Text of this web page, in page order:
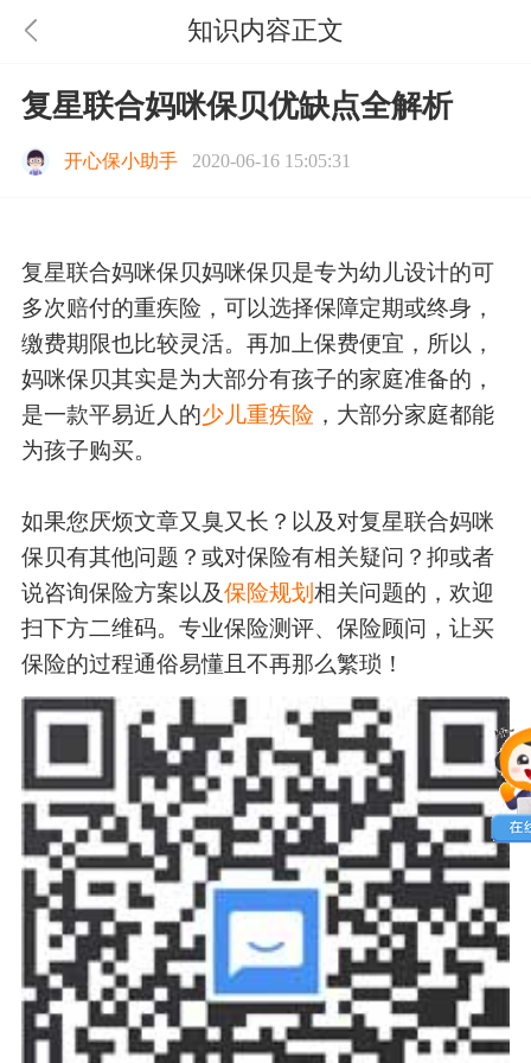
知识内容正文
复星联合妈咪保贝优缺点全解析
开心保小助手 2020-06-16 15:05:31
复星联合妈咪保贝妈咪保贝是专为幼儿设计的可
多次赔付的重疾险，可以选择保障定期或终身，
缴费期限也比较灵活。再加上保费便宜，所以，
妈咪保贝其实是为大部分有孩子的家庭准备的，
是一款平易近人的少儿重疾险 ，大部分家庭都能
为孩子购买。
如果您厌烦文章又臭又长？以及对复星联合妈咪
保贝有其他问题？或对保险有相关疑问？抑或者
说咨询保险方案以及保险规划相关问题的，欢迎
扫下方二维码。专业保险测评、保险顾问，让买
保险的过程通俗易懂且不再那么繁琐！